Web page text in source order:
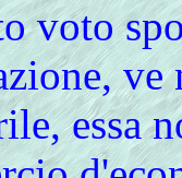
voto
ve
essa